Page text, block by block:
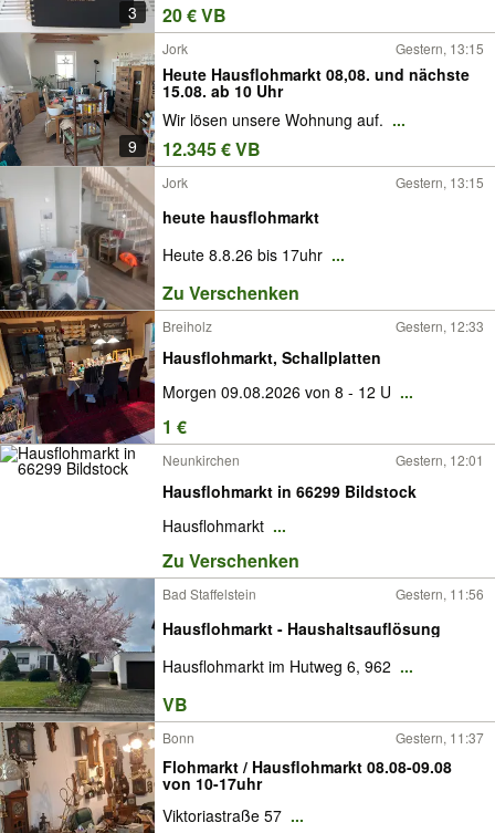
3 20 € VB
9
Jork Gestern, 13:15
Heute Hausflohmarkt 08,08. und nächste
15.08. ab 10 Uhr
Wir lösen unsere Wohnung auf. ...
12.345 € VB
Jork Gestern, 13:15
heute hausflohmarkt
Heute 8.8.26 bis 17uhr ...
Zu Verschenken
Breiholz Gestern, 12:33
Hausflohmarkt, Schallplatten
Morgen 09.08.2026 von 8 - 12 U ...
1 €
Neunkirchen Gestern, 12:01
Hausflohmarkt in 66299 Bildstock
Hausflohmarkt ...
Zu Verschenken
Bad Staffelstein Gestern, 11:56
Hausflohmarkt - Haushaltsauflösung
Hausflohmarkt im Hutweg 6, 962 ...
VB
Bonn Gestern, 11:37
Flohmarkt / Hausflohmarkt 08.08-09.08
von 10-17uhr
Viktoriastraße 57 ...